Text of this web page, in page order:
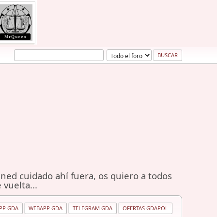
cuidado ahí fuera, os quiero a todos
vuelta...
GDA WEBAPP GDA TELEGRAM GDA OFERTAS GDAPOL